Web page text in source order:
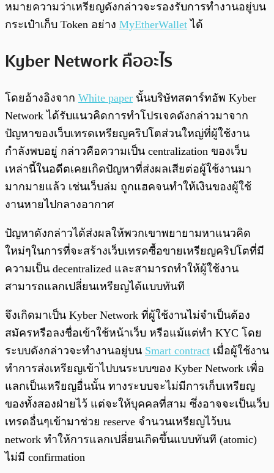
หมายความว่าเหรียญดังกล่าวจะรองรับการทำงานอยู่บน
กระเป๋าเก็บ Token อย่าง MyEtherWallet ได้
Kyber Network คืออะไร
โดยอ้างอิงจาก White paper นั้นบริษัทสตาร์ทอัพ Kyber
Network ได้รับแนวคิดการทำโปรเจคดังกล่าวมาจาก
ปัญหาของเว็บเทรดเหรียญคริปโตส่วนใหญ่ที่ผู้ใช้งาน
กำลังพบอยู่ กล่าวคือความเป็น centralization ของเว็บ
เหล่านี้ในอดีตเคยเกิดปัญหาที่ส่งผลเสียต่อผู้ใช้งานมา
มากมายแล้ว เช่นเว็บล่ม ถูกแฮคจนทำให้เงินของผู้ใช้
งานหายไปกลางอากาศ
ปัญหาดังกล่าวได้ส่งผลให้พวกเขาพยายามหาแนวคิด
ใหม่ๆในการที่จะสร้างเว็บเทรดซื้อขายเหรียญคริปโตที่มี
ความเป็น decentralized และสามารถทำให้ผู้ใช้งาน
สามารถแลกเปลี่ยนเหรียญได้แบบทันที
จึงเกิดมาเป็น Kyber Network ที่ผู้ใช้งานไม่จำเป็นต้อง
สมัครหรือลงชื่อเข้าใช้หน้าเว็บ หรือแม้แต่ทำ KYC โดย
ระบบดังกล่าวจะทำงานอยู่บน Smart contract เมื่อผู้ใช้งาน
ทำการส่งเหรียญเข้าไปบนระบบของ Kyber Network เพื่อ
แลกเป็นเหรียญอื่นนั้น ทางระบบจะไม่มีการเก็บเหรียญ
ของทั้งสองฝ่ายไว้ แต่จะให้บุคคลที่สาม ซึ่งอาจจะเป็นเว็บ
เทรดอื่นๆเข้ามาช่วย reserve จำนวนเหรียญไว้บน
network ทำให้การแลกเปลี่ยนเกิดขึ้นแบบทันที (atomic)
ไม่มี confirmation